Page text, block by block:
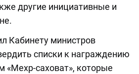
другие инициативные и
Кабинету министров
списки к награждению
«Мехр-саховат», которые